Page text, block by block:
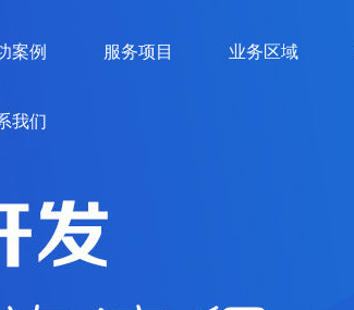
案例 服务项目 业务区域
我们